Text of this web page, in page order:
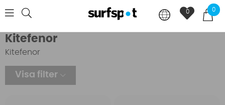
0
0
Kitefenor
Kitefenor
Visa filter